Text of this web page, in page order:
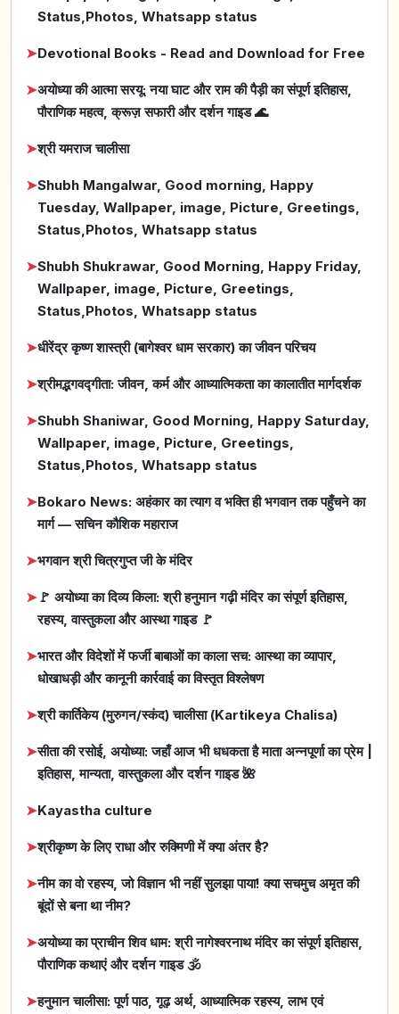
Status,Photos, Whatsapp status
➤Devotional Books - Read and Download for Free
➤अयोध्या की आत्मा सरयू: नया घाट और राम की पैड़ी का संपूर्ण इतिहास,
पौराणिक महत्व, क्रूज़ सफारी और दर्शन गाइड 🌊
➤श्री यमराज चालीसा
➤Shubh Mangalwar, Good morning, Happy
Tuesday, Wallpaper, image, Picture, Greetings,
Status,Photos, Whatsapp status
➤Shubh Shukrawar, Good Morning, Happy Friday,
Wallpaper, image, Picture, Greetings,
Status,Photos, Whatsapp status
➤धीरेंद्र कृष्ण शास्त्री (बागेश्वर धाम सरकार) का जीवन परिचय
➤श्रीमद्भगवद्गीता: जीवन, कर्म और आध्यात्मिकता का कालातीत मार्गदर्शक
➤Shubh Shaniwar, Good Morning, Happy Saturday,
Wallpaper, image, Picture, Greetings,
Status,Photos, Whatsapp status
➤Bokaro News: अहंकार का त्याग व भक्ति ही भगवान तक पहुँचने का
मार्ग — सचिन कौशिक महाराज
➤भगवान श्री चित्रगुप्त जी के मंदिर
➤🚩 अयोध्या का दिव्य किला: श्री हनुमान गढ़ी मंदिर का संपूर्ण इतिहास,
रहस्य, वास्तुकला और आस्था गाइड 🚩
➤भारत और विदेशों में फर्जी बाबाओं का काला सच: आस्था का व्यापार,
धोखाधड़ी और कानूनी कार्रवाई का विस्तृत विश्लेषण
➤श्री कार्तिकेय (मुरुगन/स्कंद) चालीसा (Kartikeya Chalisa)
➤सीता की रसोई, अयोध्या: जहाँ आज भी धधकता है माता अन्नपूर्णा का प्रेम |
इतिहास, मान्यता, वास्तुकला और दर्शन गाइड 🌺
➤Kayastha culture
➤श्रीकृष्ण के लिए राधा और रुक्मिणी में क्या अंतर है?
➤नीम का वो रहस्य, जो विज्ञान भी नहीं सुलझा पाया! क्या सचमुच अमृत की
बूंदों से बना था नीम?
➤अयोध्या का प्राचीन शिव धाम: श्री नागेश्वरनाथ मंदिर का संपूर्ण इतिहास,
पौराणिक कथाएं और दर्शन गाइड 🕉️
➤हनुमान चालीसा: पूर्ण पाठ, गूढ़ अर्थ, आध्यात्मिक रहस्य, लाभ एवं